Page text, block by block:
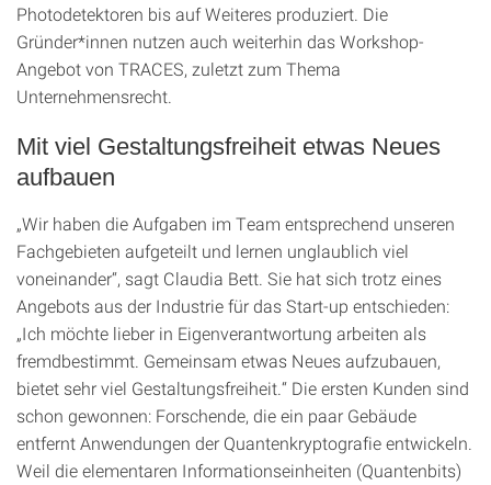
Photodetektoren bis auf Weiteres produziert. Die
Gründer*innen nutzen auch weiterhin das Workshop-
Angebot von TRACES, zuletzt zum Thema
Unternehmensrecht.
Mit viel Gestaltungsfreiheit etwas Neues
aufbauen
„Wir haben die Aufgaben im Team entsprechend unseren
Fachgebieten aufgeteilt und lernen unglaublich viel
voneinander“, sagt Claudia Bett. Sie hat sich trotz eines
Angebots aus der Industrie für das Start-up entschieden:
„Ich möchte lieber in Eigenverantwortung arbeiten als
fremdbestimmt. Gemeinsam etwas Neues aufzubauen,
bietet sehr viel Gestaltungsfreiheit.“ Die ersten Kunden sind
schon gewonnen: Forschende, die ein paar Gebäude
entfernt Anwendungen der Quantenkryptografie entwickeln.
Weil die elementaren Informationseinheiten (Quantenbits)